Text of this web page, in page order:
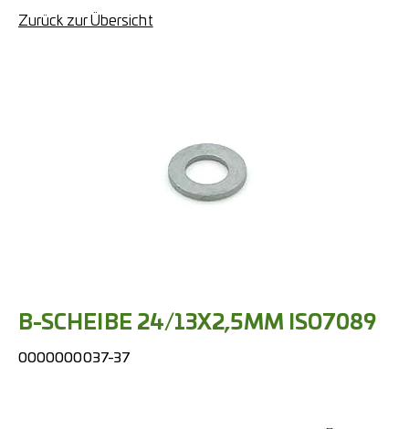
Zurück zur Übersicht
B-SCHEIBE 24/13X2,5MM ISO7089
0000000037-37